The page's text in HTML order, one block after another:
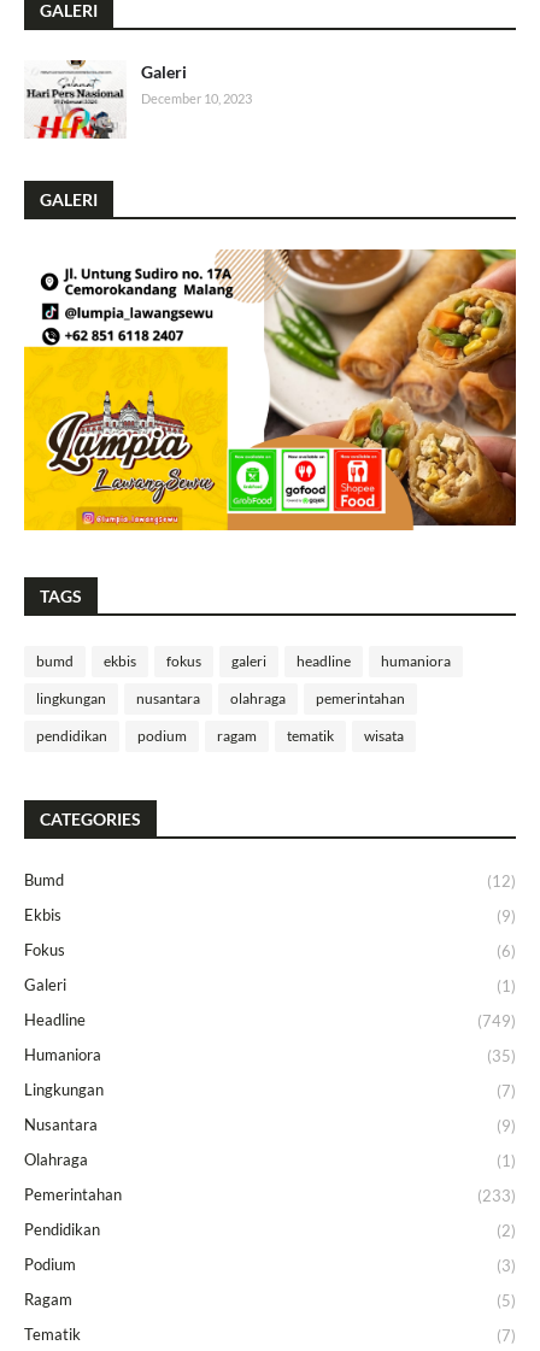
GALERI
Galeri
December 10, 2023
GALERI
TAGS
bumd ekbis fokus galeri headline humaniora
lingkungan nusantara olahraga pemerintahan
pendidikan podium ragam tematik wisata
CATEGORIES
Bumd
(12)
Ekbis
(9)
Fokus
(6)
Galeri
(1)
Headline
(749)
Humaniora
(35)
Lingkungan
(7)
Nusantara
(9)
Olahraga
(1)
Pemerintahan
(233)
Pendidikan
(2)
Podium
(3)
Ragam
(5)
Tematik
(7)